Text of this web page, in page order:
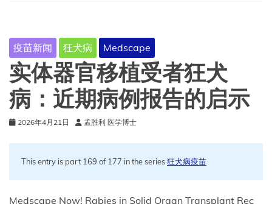
新
指
导
意
见
疫苗新闻 狂犬病 Medscape
实体器官移植受者狂犬
病：近期病例报告的启示
2026年4月21日 孟胜利 医学博士
This entry is part 169 of 177 in the series狂犬病疫苗
Medscape Now! Rabies in Solid Organ Transplant Rec